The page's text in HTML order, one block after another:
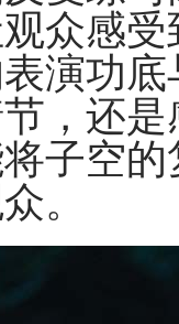
众感
演功
，还
子空
。